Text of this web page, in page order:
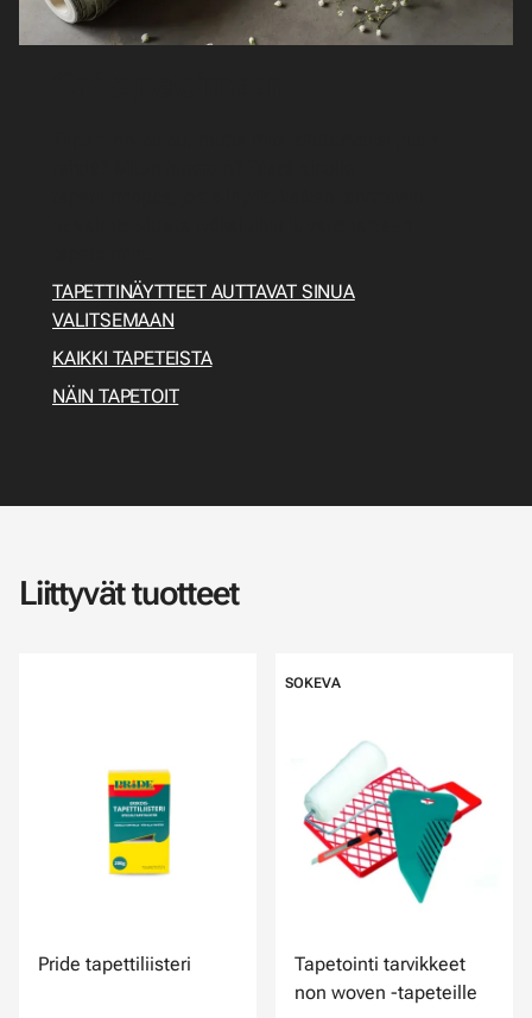
TAPETTINÄYTTEET AUTTAVAT SINUA
VALITSEMAAN
KAIKKI TAPETEISTA
NÄIN TAPETOIT
Liittyvät tuotteet
Pride tapettiliisteri
SOKEVA
Tapetointi tarvikkeet
non woven -tapeteille